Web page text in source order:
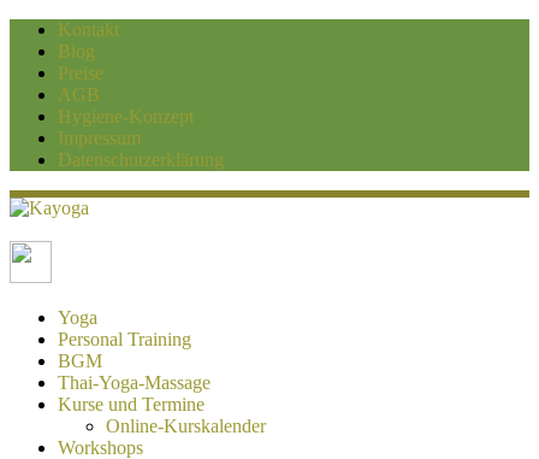
Kontakt
Blog
Preise
AGB
Hygiene-Konzept
Impressum
Datenschutzerklärung
Kayoga
Yoga und Personaltraining Duisburg
Yoga
Personal Training
BGM
Thai-Yoga-Massage
Kurse und Termine
Online-Kurskalender
Workshops